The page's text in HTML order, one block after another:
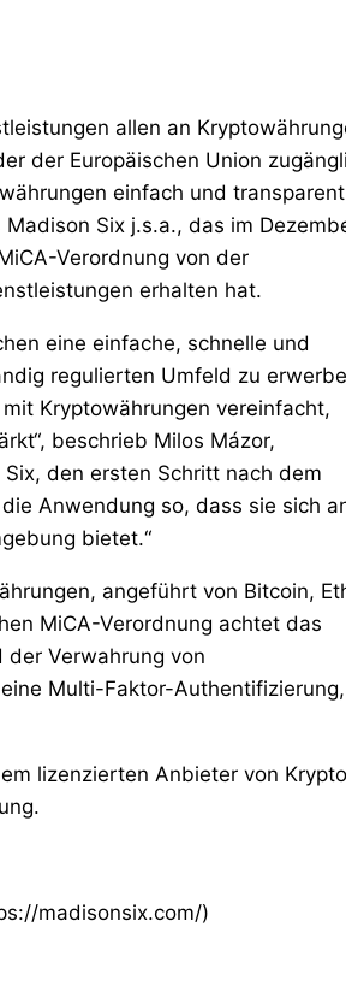
allen an
der Europäischen Union
einfach und transparent
Six j.s.a., das im
Verordnung von der
erhalten hat.
eine einfache, schnelle und
regulierten Umfeld zu
Kryptowährungen vereinfacht,
beschrieb Milos Mázor,
den ersten Schritt nach dem
Anwendung so, dass sie sich
bietet.“
angeführt von Bitcoin,
MiCA-Verordnung achtet das
Verwahrung von
Multi-Faktor-Authentifizierung,
lizenzierten Anbieter von
madisonsix.com/)